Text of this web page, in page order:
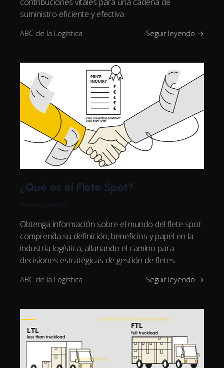
suministro eficiente y efectiva.
ABC de la Logística Seguir leyendo →
¿Qué es el Flete Spot?
Rasmus Leichter
Obtenga información sobre el mundo del flete spot:
comprenda su definición, beneficios y papel en la
industria logística, allanando el camino para
decisiones estratégicas de gestión de fletes.
ABC de la Logística Seguir leyendo →